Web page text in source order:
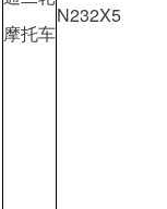
摩托车
N232X5